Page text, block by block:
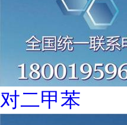
对二甲苯